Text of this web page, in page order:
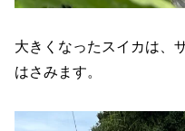
大きくなったスイカは、
はさみます。